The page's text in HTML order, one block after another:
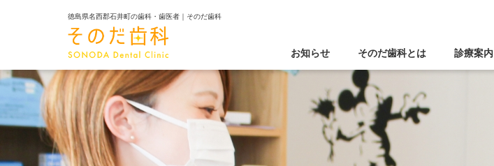
徳島県名西郡石井町の歯科・歯医者｜そのだ歯科
お知らせ そのだ歯科とは 診療案内